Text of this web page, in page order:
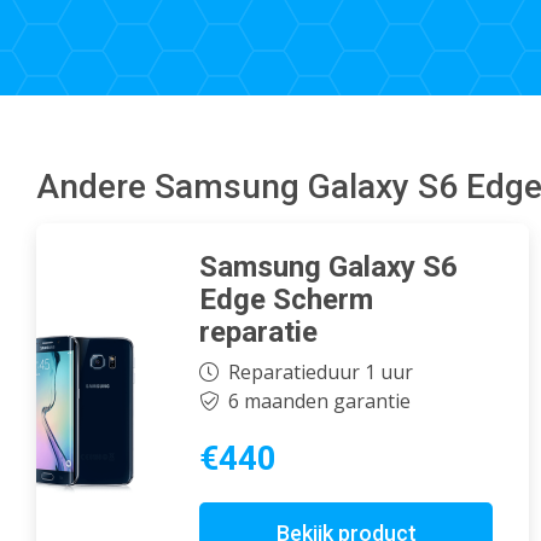
Andere Samsung Galaxy S6
Samsung Galaxy S6
Edge Scherm
reparatie
Reparatieduur 1 uur
6 maanden garantie
€440
Bekijk product